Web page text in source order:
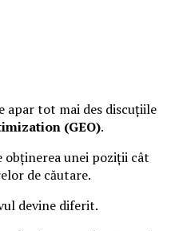
apar tot mai des discuțiile
(GEO).
unei poziții cât
de căutare.
devine diferit.